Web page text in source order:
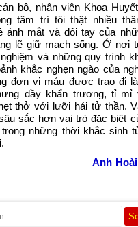
bộ, nhân viên Khoa
tâm trí tôi thật nhiều
ánh mắt và đôi tay của
lẽ giữ mạch sống. Ở nơi
và những quy trình
khắc nghẹn ngào của
đơn vị máu được trao đi
đầy khẩn trương, tỉ mỉ
thở với lưỡi hái tử thần.
sắc hơn vai trò đặc biệt
những thời khắc sinh
Anh